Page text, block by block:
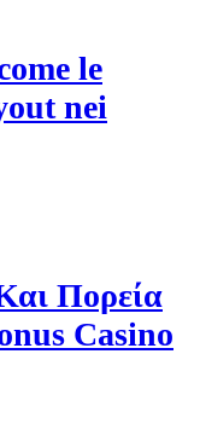
le
nei
Πορεία
Casino